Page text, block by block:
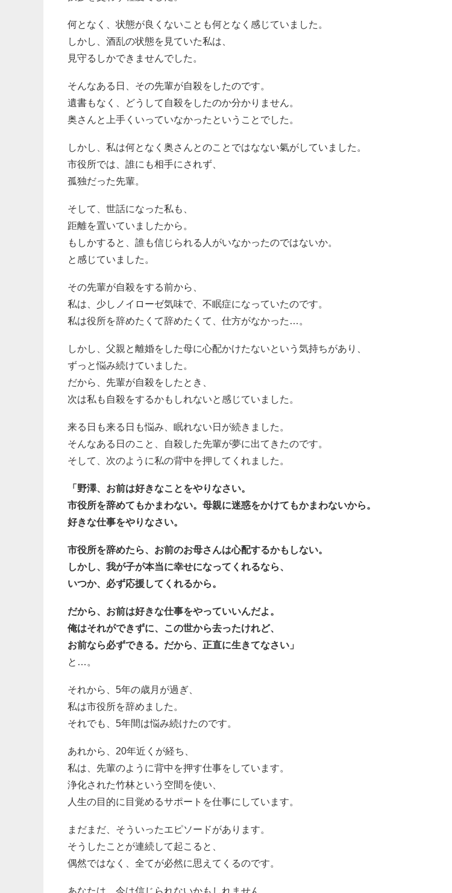
何となく、状態が良くないことも何となく感じていました。
しかし、酒乱の状態を見ていた私は、
見守るしかできませんでした。
そんなある日、その先輩が自殺をしたのです。
遺書もなく、どうして自殺をしたのか分かりません。
奥さんと上手くいっていなかったということでした。
しかし、私は何となく奥さんとのことではなない氣がしていました。
市役所では、誰にも相手にされず、
孤独だった先輩。
そして、世話になった私も、
距離を置いていましたから。
もしかすると、誰も信じられる人がいなかったのではないか。
と感じていました。
その先輩が自殺をする前から、
私は、少しノイローゼ気味で、不眠症になっていたのです。
私は役所を辞めたくて辞めたくて、仕方がなかった…。
しかし、父親と離婚をした母に心配かけたないという気持ちがあり、
ずっと悩み続けていました。
だから、先輩が自殺をしたとき、
次は私も自殺をするかもしれないと感じていました。
来る日も来る日も悩み、眠れない日が続きました。
そんなある日のこと、自殺した先輩が夢に出てきたのです。
そして、次のように私の背中を押してくれました。
「野澤、お前は好きなことをやりなさい。
市役所を辞めてもかまわない。母親に迷惑をかけてもかまわないから。
好きな仕事をやりなさい。
市役所を辞めたら、お前のお母さんは心配するかもしない。
しかし、我が子が本当に幸せになってくれるなら、
いつか、必ず応援してくれるから。
だから、お前は好きな仕事をやっていいんだよ。
俺はそれができずに、この世から去ったけれど、
お前なら必ずできる。だから、正直に生きてなさい」
と…。
それから、5年の歳月が過ぎ、
私は市役所を辞めました。
それでも、5年間は悩み続けたのです。
あれから、20年近くが経ち、
私は、先輩のように背中を押す仕事をしています。
浄化された竹林という空間を使い、
人生の目的に目覚めるサポートを仕事にしています。
まだまだ、そういったエピソードがあります。
そうしたことが連続して起こると、
偶然ではなく、全てが必然に思えてくるのです。
あなたは、今は信じられないかもしれません。